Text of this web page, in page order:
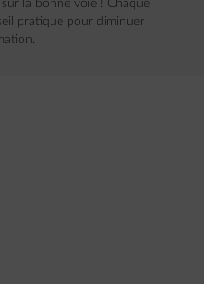
la bonne voie ! Chaque
pratique pour diminuer